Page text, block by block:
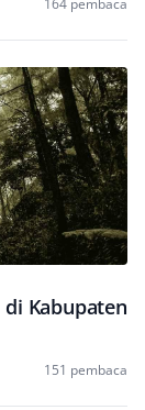
164 pembaca
Kabupaten
151 pembaca